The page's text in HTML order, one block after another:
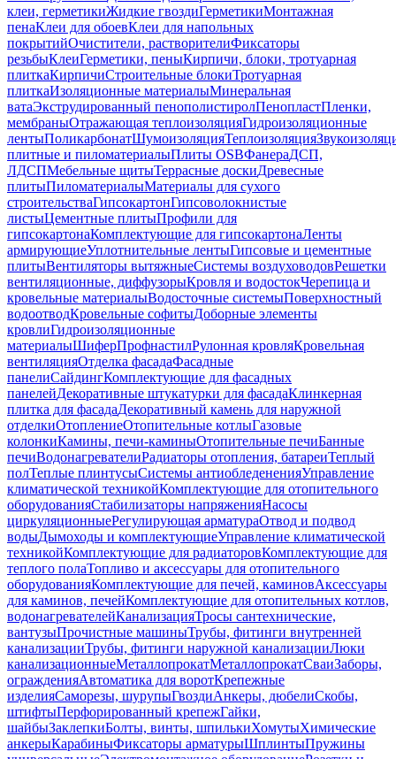
клеи, герметикиЖидкие гвоздиГерметикиМонтажная
пенаКлеи для обоевКлеи для напольных
покрытийОчистители, растворителиФиксаторы
резьбыКлеиГерметики, пеныКирпичи, блоки, тротуарная
плиткаКирпичиСтроительные блокиТротуарная
плиткаИзоляционные материалыМинеральная
ватаЭкструдированный пенополистиролПенопластПленки,
мембраныОтражающая теплоизоляцияГидроизоляционные
лентыПоликарбонатШумоизоляцияТеплоизоляция
плитные и пиломатериалыПлиты OSBФанераДСП,
ЛДСПМебельные щитыТеррасные доскиДревесные
плитыПиломатериалыМатериалы для сухого
строительстваГипсокартонГипсоволокнистые
листыЦементные плитыПрофили для
гипсокартонаКомплектующие для гипсокартонаЛенты
армирующиеУплотнительные лентыГипсовые и цементные
плитыВентиляторы вытяжныеСистемы воздуховодовРешетки
вентиляционные, диффузорыКровля и водостокЧерепица и
кровельные материалыВодосточные системыПоверхностный
водоотводКровельные софитыДоборные элементы
кровлиГидроизоляционные
материалыШиферПрофнастилРулонная кровляКровельная
вентиляцияОтделка фасадаФасадные
панелиСайдингКомплектующие для фасадных
панелейДекоративные штукатурки для фасадаКлинкерная
плитка для фасадаДекоративный камень для наружной
отделкиОтоплениеОтопительные котлыГазовые
колонкиКамины, печи-каминыОтопительные печиБанные
печиВодонагревателиРадиаторы отопления, батареиТеплый
полТеплые плинтусыСистемы антиобледененияУправление
климатической техникойКомплектующие для отопительного
оборудованияСтабилизаторы напряженияНасосы
циркуляционныеРегулирующая арматураОтвод и подвод
водыДымоходы и комплектующиеУправление климатической
техникойКомплектующие для радиаторовКомплектующие для
теплого полаТопливо и аксессуары для отопительного
оборудованияКомплектующие для печей, каминовАксессуары
для каминов, печейКомплектующие для отопительных котлов,
водонагревателейКанализацияТросы сантехнические,
вантузыПрочистные машиныТрубы, фитинги внутренней
канализацииТрубы, фитинги наружной канализацииЛюки
канализационныеМеталлопрокатМеталлопрокатСваиЗаборы,
огражденияАвтоматика для воротКрепежные
изделияСаморезы, шурупыГвоздиАнкеры, дюбелиСкобы,
штифтыПерфорированный крепежГайки,
шайбыЗаклепкиБолты, винты, шпилькиХомутыХимические
анкерыКарабиныФиксаторы арматурыШплинтыПружины